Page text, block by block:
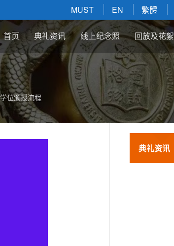
MUST EN 繁體
首页 典礼资讯 线上纪念照 回放及花絮
学位颁授流程
典礼资讯